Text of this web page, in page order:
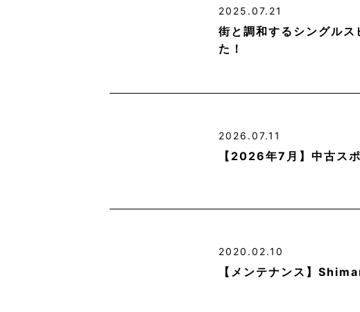
2025.07.21
街と調和するシングル
た！
2026.07.11
【2026年7月】中古ス
2020.02.10
【メンテナンス】